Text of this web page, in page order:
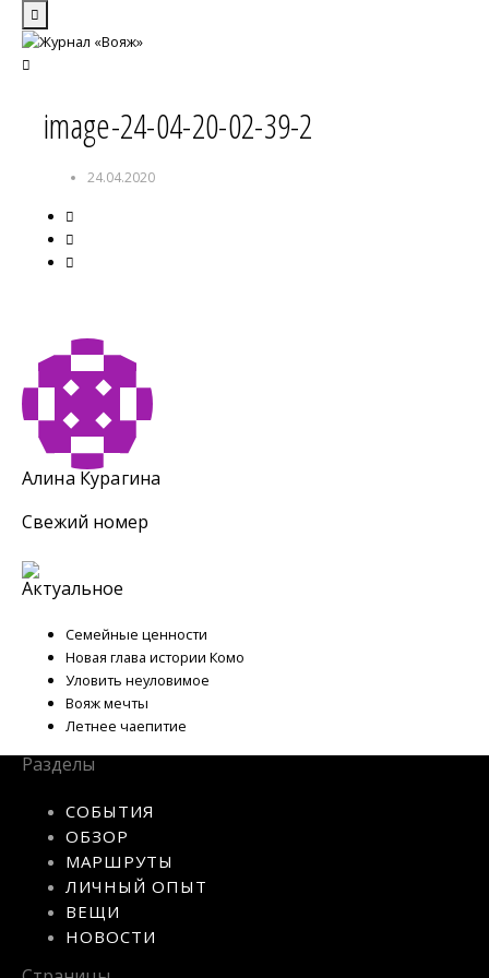
image-24-04-20-02-39-2
24.04.2020
Алина Курагина
Свежий номер
Актуальное
Семейные ценности
Новая глава истории Комо
Уловить неуловимое
Вояж мечты
Летнее чаепитие
Разделы
СОБЫТИЯ
ОБЗОР
МАРШРУТЫ
ЛИЧНЫЙ ОПЫТ
ВЕЩИ
НОВОСТИ